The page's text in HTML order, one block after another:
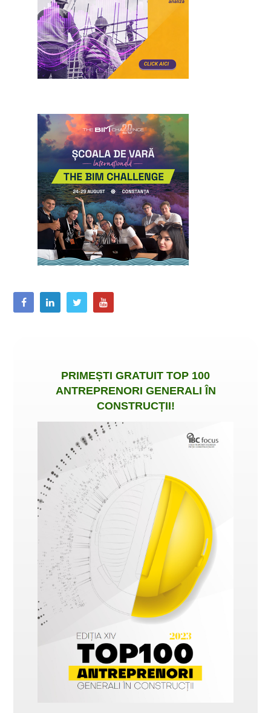
PRIMEȘTI GRATUIT TOP 100
ANTREPRENORI GENERALI ÎN
CONSTRUCȚII!